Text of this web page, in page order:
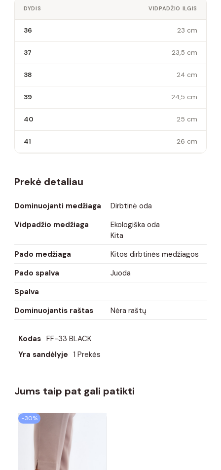
DYDIS VIDPADŽIO ILGIS
36 23 cm
37 23,5 cm
38 24 cm
39 24,5 cm
40 25 cm
41 26 cm
Prekė detaliau
Dominuojanti medžiaga
Dirbtinė oda
Vidpadžio medžiaga
Ekologiška oda
Kita
Pado medžiaga
Kitos dirbtinės medžiagos
Pado spalva
Juoda
Spalva
Dominuojantis raštas
Nėra raštų
Kodas FF-33 BLACK
Yra sandėlyje 1 Prekės
Jums taip pat gali patikti
−30%